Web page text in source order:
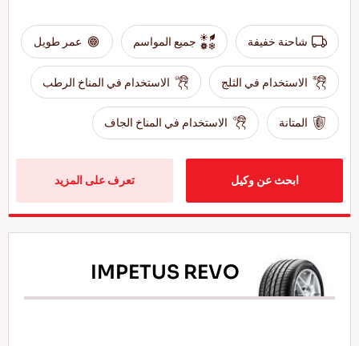
شاحنة خفيفة جميع المواسم عمر طويل
الاستخدام في الثلج الاستخدام في المناخ الرطب
المتانة الاستخدام في المناخ الجاف
ابحث عن وكيل تعرف على المزيد
IMPETUS REVO